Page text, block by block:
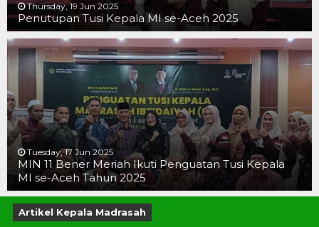
Thursday, 19 Jun 2025
Penutupan Tusi Kepala MI se-Aceh 2025
Tuesday, 17 Jun 2025
MIN 11 Bener Meriah Ikuti Penguatan Tusi Kepala
MI se-Aceh Tahun 2025
Artikel Kepala Madrasah
19 JUN 2025
19 JUN 2025
16 JUN 2025